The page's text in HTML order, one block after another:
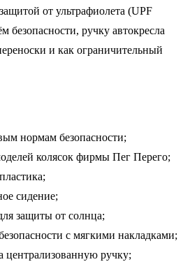
от ультрафиолета (UPF
безопасности, ручку автокресла
и как ограничительный
нормам безопасности;
колясок фирмы Пег Перего;
сидение;
защиты от солнца;
с мягкими накладками;
централизованную ручку;